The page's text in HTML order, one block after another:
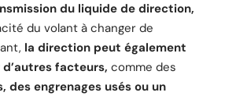
du liquide de direction,
du volant à changer de
la direction peut également
facteurs, comme des
des engrenages usés ou un